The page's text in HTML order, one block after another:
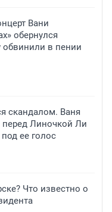
Вани
обернулся
обвинили в пении
скандалом. Ваня
Линочкой Ли
ее голос
Что известно о